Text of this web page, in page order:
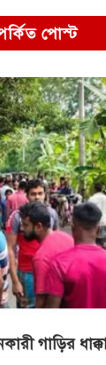
পোস্ট
গাড়ির